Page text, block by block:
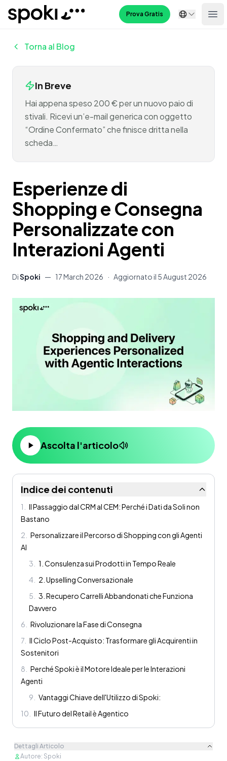
Spoki Prova Gratis
Torna al Blog
In Breve
Hai appena speso 200 € per un nuovo paio di
stivali. Ricevi un’e-mail generica con oggetto
“Ordine Confermato” che finisce dritta nella
scheda…
Esperienze di
Shopping e Consegna
Personalizzate con
Interazioni Agenti
DiSpoki — 17 March 2026 · Aggiornato il 5 August 2026
Ascolta l'articolo
Indice dei contenuti
1
Il Passaggio dal CRM al CEM: Perché i Dati da Soli non
Bastano
2
Personalizzare il Percorso di Shopping con gli Agenti
AI
3
1. Consulenza sui Prodotti in Tempo Reale
4
2. Upselling Conversazionale
5
3. Recupero Carrelli Abbandonati che Funziona
Davvero
6
Rivoluzionare la Fase di Consegna
7 Il Ciclo Post-Acquisto: Trasformare gli Acquirenti in
Sostenitori
8
Perché Spoki è il Motore Ideale per le Interazioni
Agenti
9
Vantaggi Chiave dell'Utilizzo di Spoki:
10
Il Futuro del Retail è Agentico
Dettagli Articolo
Autore: Spoki